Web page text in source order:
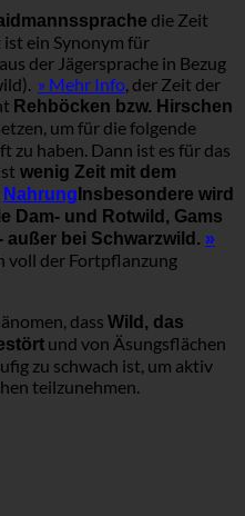
die Zeit
ein Synonym für
der Jägersprache in Bezug
» Mehr Info , der Zeit der
Rehböcken bzw. Hirschen
um für die folgende
zu haben. Dann ist es für das
wenig Zeit mit dem
Nahrung Insbesondere wird
Dam- und Rotwild, Gams
bei Schwarzwild. »
voll der Fortpflanzung
dass Wild, das
und von Äsungsflächen
zu schwach ist, um aktiv
teilzunehmen.